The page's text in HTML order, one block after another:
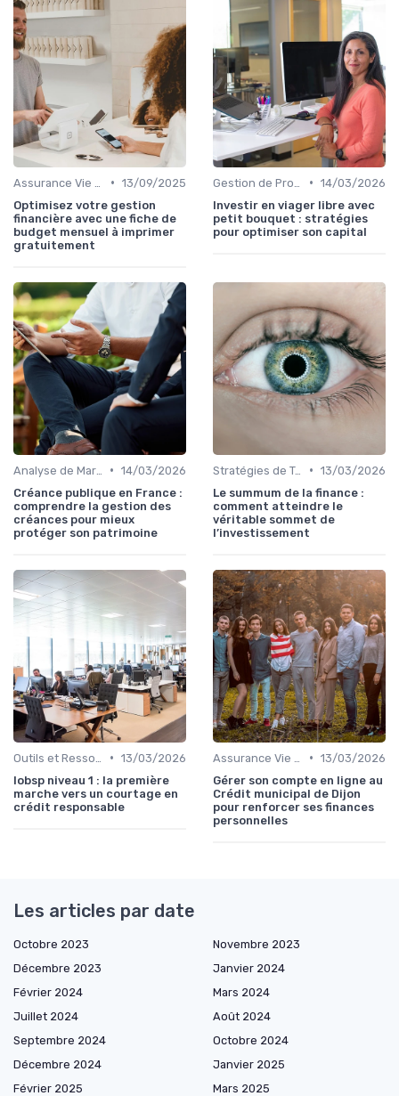
• 13/09/2025
Optimisez votre gestion
financière avec une fiche de
budget mensuel à imprimer
gratuitement
• 14/03/2026
Investir en viager libre avec
petit bouquet : stratégies
pour optimiser son capital
• 14/03/2026
Créance publique en France :
comprendre la gestion des
créances pour mieux
protéger son patrimoine
Stratégies de Trading • 13/03/2026
Le summum de la finance :
comment atteindre le
véritable sommet de
l’investissement
• 13/03/2026
Iobsp niveau 1 : la première
marche vers un courtage en
crédit responsable
• 13/03/2026
Gérer son compte en ligne au
Crédit municipal de Dijon
pour renforcer ses finances
personnelles
Les articles par date
Octobre 2023
Novembre 2023
Décembre 2023
Janvier 2024
Février 2024
Mars 2024
Juillet 2024
Août 2024
Septembre 2024
Octobre 2024
Décembre 2024
Janvier 2025
Février 2025
Mars 2025